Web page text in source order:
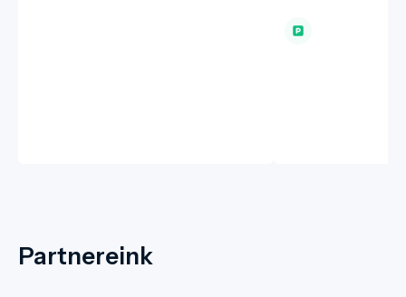
Partnereink